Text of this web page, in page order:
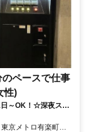
ペースで仕事
性)
～OK！☆深夜スタ
！